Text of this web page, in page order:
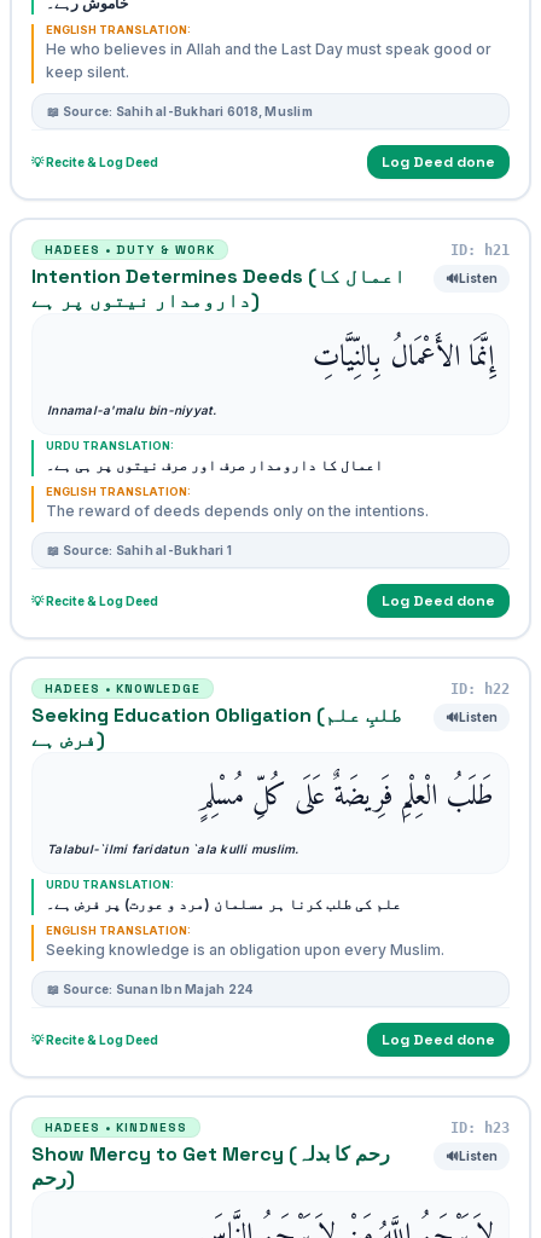
ENGLISH TRANSLATION:
He who believes in Allah and the Last Day must speak good or
keep silent.
📖 Source: Sahih al-Bukhari 6018, Muslim
💡 Recite & Log Deed Log Deed done
HADEES • DUTY & WORK ID: h21
Intention Determines Deeds (اعمال کا
دارومدار نیتوں پر ہے)
🔊Listen
إِنَّمَا الأَعْمَالُ بِالنِّيَّاتِ
Innamal-a'malu bin-niyyat.
URDU TRANSLATION:
اعمال کا دارومدار صرف اور صرف نیتوں پر ہی ہے۔
ENGLISH TRANSLATION:
The reward of deeds depends only on the intentions.
📖 Source: Sahih al-Bukhari 1
💡 Recite & Log Deed Log Deed done
HADEES • KNOWLEDGE ID: h22
Seeking Education Obligation (طلبِ علم
فرض ہے)
🔊Listen
طَلَبُ الْعِلْمِ فَرِيضَةٌ عَلَى كُلِّ مُسْلِمٍ
Talabul-`ilmi faridatun `ala kulli muslim.
URDU TRANSLATION:
علم کی طلب کرنا ہر مسلمان (مرد و عورت) پر فرض ہے۔
ENGLISH TRANSLATION:
Seeking knowledge is an obligation upon every Muslim.
📖 Source: Sunan Ibn Majah 224
💡 Recite & Log Deed Log Deed done
HADEES • KINDNESS ID: h23
Show Mercy to Get Mercy (رحم کا بدلہ
رحم)
🔊Listen